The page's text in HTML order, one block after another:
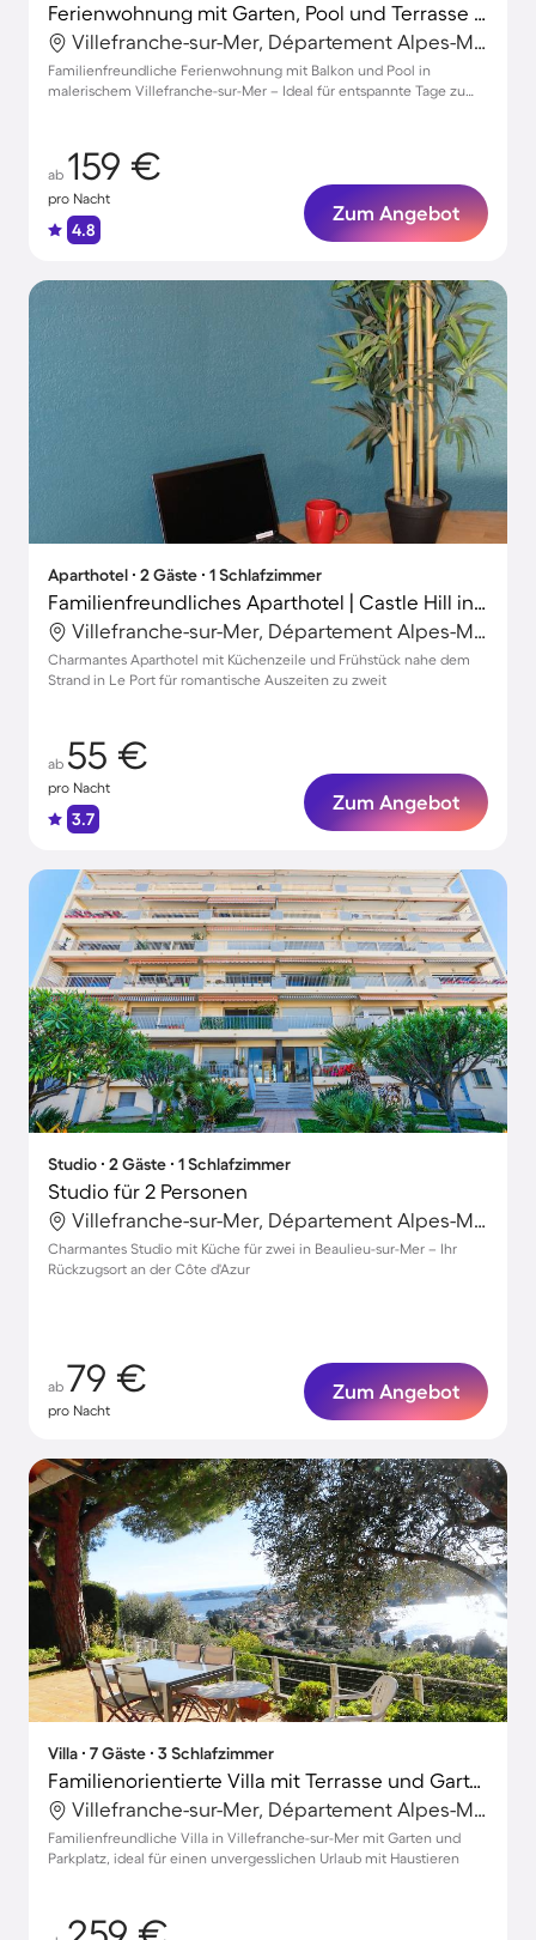
Ferienwohnung mit Garten, Pool und Terrasse | Stadtblick
Villefranche-sur-Mer, Département Alpes-Maritimes, Frankreich
Familienfreundliche Ferienwohnung mit Balkon und Pool in
malerischem Villefranche-sur-Mer – Ideal für entspannte Tage zu
ab 159 €
pro Nacht
4.8
Zum Angebot
Aparthotel ∙ 2 Gäste ∙ 1 Schlafzimmer
Familienfreundliches Aparthotel | Castle Hill in der Nähe | Ideal für Homeoffice
Villefranche-sur-Mer, Département Alpes-Maritimes, Frankreich
Charmantes Aparthotel mit Küchenzeile und Frühstück nahe dem
Strand in Le Port für romantische Auszeiten zu zweit
ab 55 €
pro Nacht
3.7
Zum Angebot
Studio ∙ 2 Gäste ∙ 1 Schlafzimmer
Studio für 2 Personen
Villefranche-sur-Mer, Département Alpes-Maritimes, Frankreich
Charmantes Studio mit Küche für zwei in Beaulieu-sur-Mer – Ihr
Rückzugsort an der Côte d'Azur
ab 79 €
pro Nacht
Zum Angebot
Villa ∙ 7 Gäste ∙ 3 Schlafzimmer
Familienorientierte Villa mit Terrasse und Garten | Strand in der Nähe | Perfekt für die Arbeit von Zuhause | Haustiere sind willkommen
Villefranche-sur-Mer, Département Alpes-Maritimes, Frankreich
Familienfreundliche Villa in Villefranche-sur-Mer mit Garten und
Parkplatz, ideal für einen unvergesslichen Urlaub mit Haustieren